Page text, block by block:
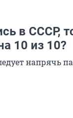
в СССР,
10 из 10?
напрячь